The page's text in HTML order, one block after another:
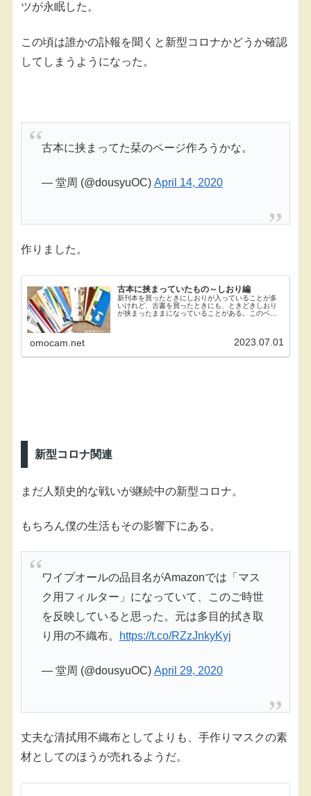
ツが永眠した。
この頃は誰かの訃報を聞くと新型コロナかどうか確認
してしまうようになった。
古本に挟まってた栞のページ作ろうかな。
— 堂周 (@dousyuOC) April 14, 2020
作りました。
古本に挟まっていたもの～しおり編
新刊本を買ったときにしおりが入っていることが多
いけれど、古書を買ったときにも、ときどきしおり
が挟まったままになっていることがある。このペー
omocam.net 2023.07.01
新型コロナ関連
まだ人類史的な戦いが継続中の新型コロナ。
もちろん僕の生活もその影響下にある。
ワイプオールの品目名がAmazonでは「マス
ク用フィルター」になっていて、このご時世
を反映していると思った。元は多目的拭き取
り用の不織布。
https://t.co/RZzJnkyKyj
— 堂周 (@dousyuOC) April 29, 2020
丈夫な清拭用不織布としてよりも、手作りマスクの素
材としてのほうが売れるようだ。